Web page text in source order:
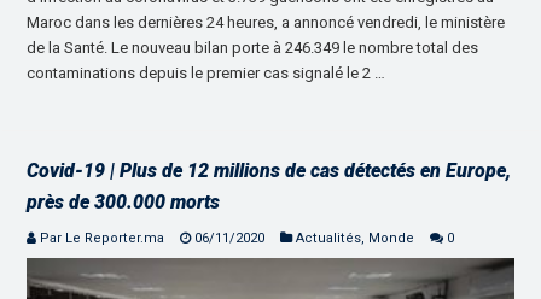
Maroc dans les dernières 24 heures, a annoncé vendredi, le ministère
de la Santé. Le nouveau bilan porte à 246.349 le nombre total des
contaminations depuis le premier cas signalé le 2 …
Covid-19 | Plus de 12 millions de cas détectés en Europe,
près de 300.000 morts
Par Le Reporter.ma 06/11/2020 Actualités Monde 0